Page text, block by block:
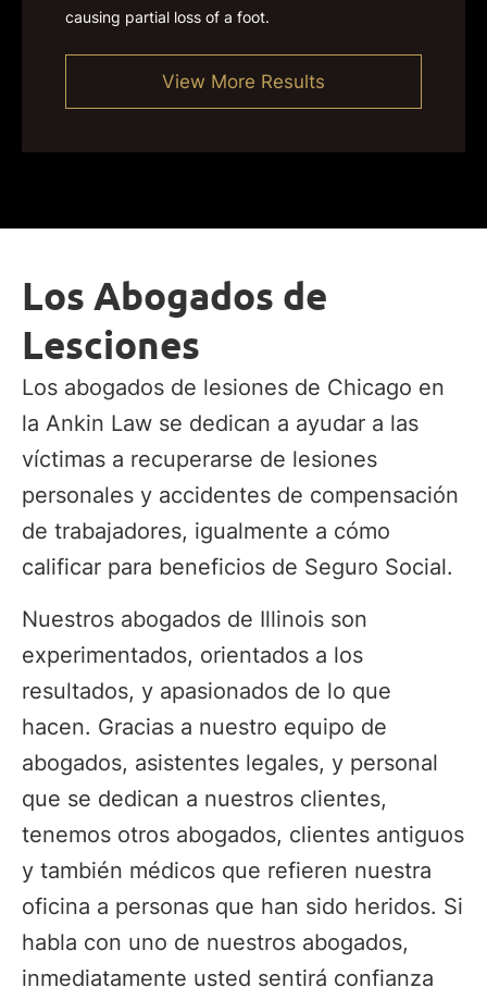
causing partial loss of a foot.
View More Results
Los Abogados de
Lesciones
Los abogados de lesiones de Chicago en
la Ankin Law se dedican a ayudar a las
víctimas a recuperarse de lesiones
personales y accidentes de compensación
de trabajadores, igualmente a cómo
calificar para beneficios de Seguro Social.
Nuestros abogados de Illinois son
experimentados, orientados a los
resultados, y apasionados de lo que
hacen. Gracias a nuestro equipo de
abogados, asistentes legales, y personal
que se dedican a nuestros clientes,
tenemos otros abogados, clientes antiguos
y también médicos que refieren nuestra
oficina a personas que han sido heridos. Si
habla con uno de nuestros abogados,
inmediatamente usted sentirá confianza